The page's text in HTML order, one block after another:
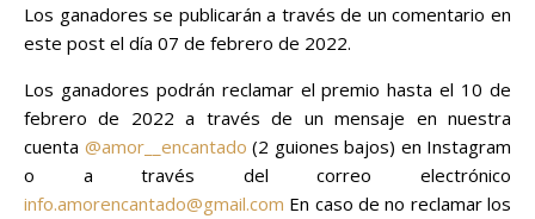
Los ganadores se publicarán a través de un comentario en
este post el día 07 de febrero de 2022.
Los ganadores podrán reclamar el premio hasta el 10 de
febrero de 2022 a través de un mensaje en nuestra
cuenta @amor__encantado (2 guiones bajos) en Instagram
o a través del correo electrónico
info.amorencantado@gmail.com En caso de no reclamar los